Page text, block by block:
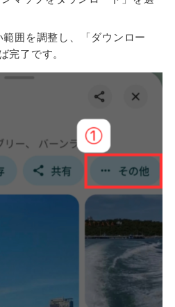
囲を調整し、「ダウンロー
完了です。